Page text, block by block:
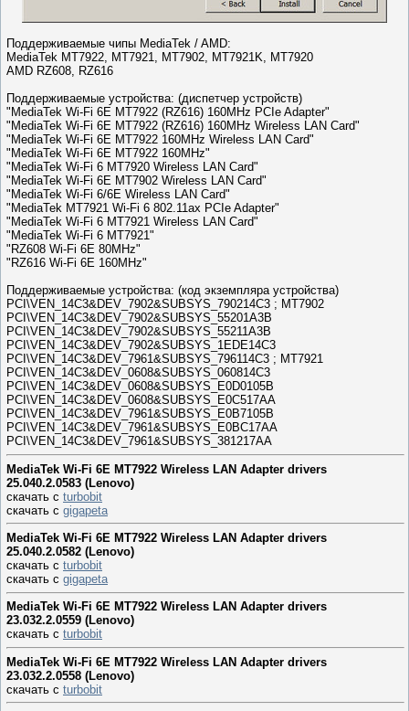
Поддерживаемые чипы MediaTek / AMD:
MediaTek MT7922, MT7921, MT7902, MT7921K, MT7920
AMD RZ608, RZ616
Поддерживаемые устройства: (диспетчер устройств)
"MediaTek Wi-Fi 6E MT7922 (RZ616) 160MHz PCIe Adapter"
"MediaTek Wi-Fi 6E MT7922 (RZ616) 160MHz Wireless LAN Card"
"MediaTek Wi-Fi 6E MT7922 160MHz Wireless LAN Card"
"MediaTek Wi-Fi 6E MT7922 160MHz"
"MediaTek Wi-Fi 6 MT7920 Wireless LAN Card"
"MediaTek Wi-Fi 6E MT7902 Wireless LAN Card"
"MediaTek Wi-Fi 6/6E Wireless LAN Card"
"MediaTek MT7921 Wi-Fi 6 802.11ax PCIe Adapter"
"MediaTek Wi-Fi 6 MT7921 Wireless LAN Card"
"MediaTek Wi-Fi 6 MT7921"
"RZ608 Wi-Fi 6E 80MHz"
"RZ616 Wi-Fi 6E 160MHz"
Поддерживаемые устройства: (код экземпляра устройства)
PCI\VEN_14C3&DEV_7902&SUBSYS_790214C3 ; MT7902
PCI\VEN_14C3&DEV_7902&SUBSYS_55201A3B
PCI\VEN_14C3&DEV_7902&SUBSYS_55211A3B
PCI\VEN_14C3&DEV_7902&SUBSYS_1EDE14C3
PCI\VEN_14C3&DEV_7961&SUBSYS_796114C3 ; MT7921
PCI\VEN_14C3&DEV_0608&SUBSYS_060814C3
PCI\VEN_14C3&DEV_0608&SUBSYS_E0D0105B
PCI\VEN_14C3&DEV_0608&SUBSYS_E0C517AA
PCI\VEN_14C3&DEV_7961&SUBSYS_E0B7105B
PCI\VEN_14C3&DEV_7961&SUBSYS_E0BC17AA
PCI\VEN_14C3&DEV_7961&SUBSYS_381217AA
MediaTek Wi-Fi 6E MT7922 Wireless LAN Adapter drivers
25.040.2.0583 (Lenovo)
скачать с turbobit
скачать с gigapeta
MediaTek Wi-Fi 6E MT7922 Wireless LAN Adapter drivers
25.040.2.0582 (Lenovo)
скачать с turbobit
скачать с gigapeta
MediaTek Wi-Fi 6E MT7922 Wireless LAN Adapter drivers
23.032.2.0559 (Lenovo)
скачать с turbobit
MediaTek Wi-Fi 6E MT7922 Wireless LAN Adapter drivers
23.032.2.0558 (Lenovo)
скачать с turbobit